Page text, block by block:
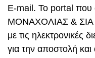
E-mail. Το portal που
ΜΟΝΑΧΟΛΙΑΣ & ΣΙΑ
με τις ηλεκτρονικές
για την αποστολή